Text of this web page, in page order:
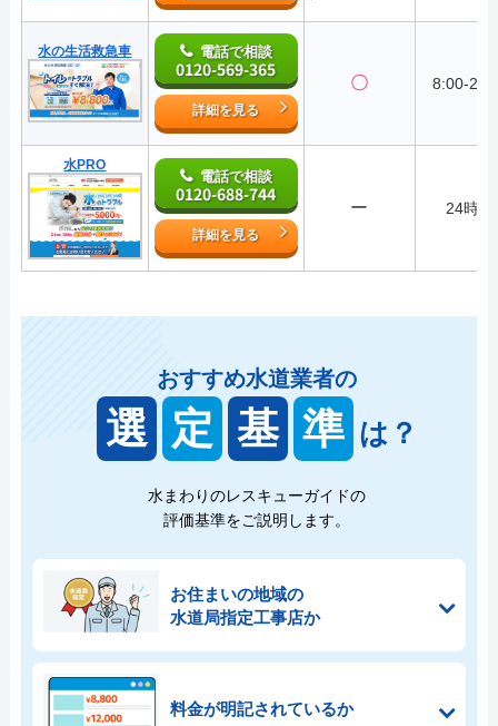
水の生活救急車 電話で相談
0120-569-365
詳細を見る
〇 8:00-
水PRO
電話で相談
0120-688-744
詳細を見る
ー 24時間
おすすめ水道業者の
選 定 基 準 は？
水まわりのレスキューガイドの
評価基準をご説明します。
お住まいの地域の
水道局指定工事店か
料金が明記されているか